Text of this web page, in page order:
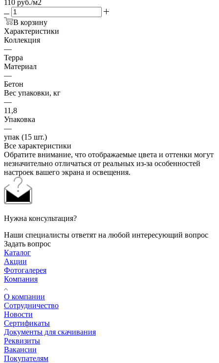
110 руб./м2
В корзину
Характеристики
Коллекция
—
Терра
Материал
—
Бетон
Вес упаковки, кг
—
11,8
Упаковка
—
упак (15 шт.)
Все характеристики
Обратите внимание, что отображаемые цвета и оттенки могут
незначительно отличаться от реальных из-за особенностей
настроек вашего экрана и освещения.
Нужна консультация?
Наши специалисты ответят на любой интересующий вопрос
Задать вопрос
Каталог
Акции
Фотогалерея
Компания
О компании
Сотрудничество
Новости
Сертификаты
Документы для скачивания
Реквизиты
Вакансии
Покупателям